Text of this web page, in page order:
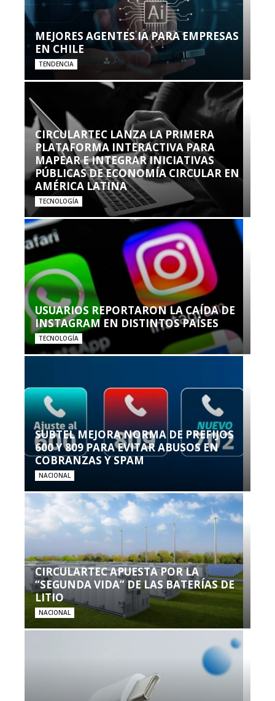
MEJORES AGENTES IA PARA EMPRESAS
EN CHILE
TENDENCIA
CIRCULARTEC LANZA LA PRIMERA
PLATAFORMA INTERACTIVA PARA
MAPEAR E INTEGRAR INICIATIVAS
PÚBLICAS DE ECONOMÍA CIRCULAR EN
AMÉRICA LATINA
TECNOLOGÍA
USUARIOS REPORTARON LA CAÍDA DE
INSTAGRAM EN DISTINTOS PAÍSES
TECNOLOGÍA
SUBTEL MEJORA NORMA DE PREFIJOS
600 Y 809 PARA EVITAR ABUSOS EN
COBRANZAS Y SPAM
NACIONAL
CIRCULARTEC APUESTA POR LA
“SEGUNDA VIDA” DE LAS BATERÍAS DE
LITIO
NACIONAL